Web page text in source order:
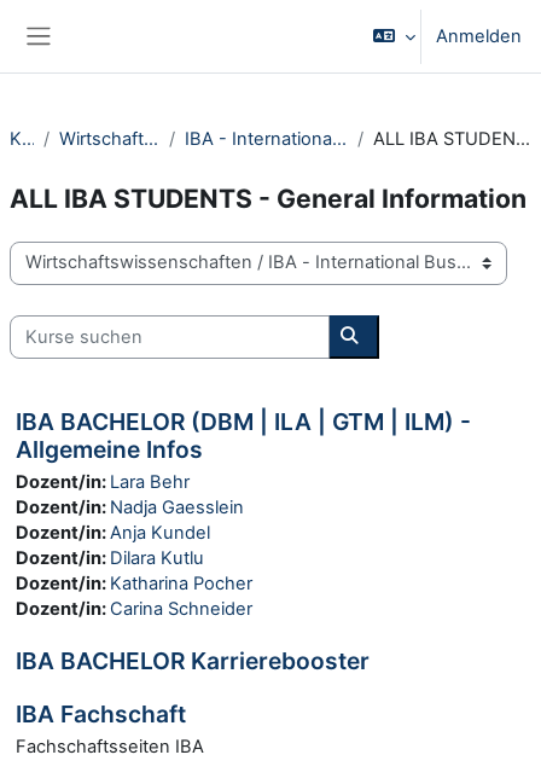
Anmelden
Kurse Wirtschaftswissenschaften IBA - International Business Administration ALL IBA STUDENTS - General Information
ALL IBA STUDENTS - General Information
Kursbereiche
Kurse suchen
Kurse suchen
IBA BACHELOR (DBM | ILA | GTM | ILM) -
Allgemeine Infos
Dozent/in: Lara Behr
Dozent/in: Nadja Gaesslein
Dozent/in:Anja Kundel
Dozent/in: Dilara Kutlu
Dozent/in: Katharina Pocher
Dozent/in:Carina Schneider
IBA BACHELOR Karrierebooster
IBA Fachschaft
Fachschaftsseiten IBA